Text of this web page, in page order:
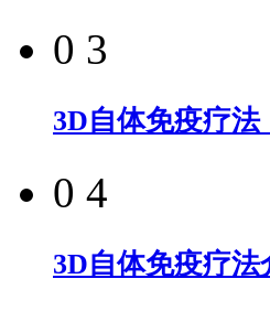
0 3
3D自体免疫疗法
0 4
3D自体免疫疗法